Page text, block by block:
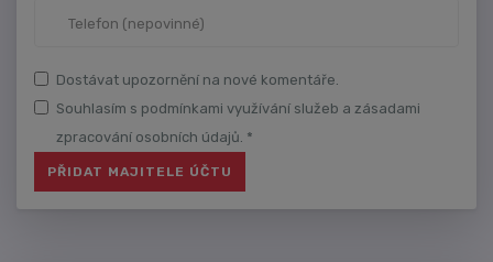
Dostávat upozornění na nové komentáře.
Souhlasím s podmínkami využívání služeb a zásadami
zpracování osobních údajů. *